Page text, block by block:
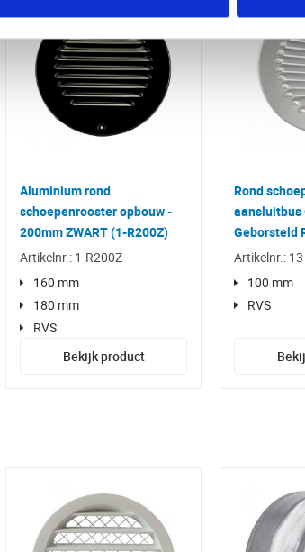
Aluminium rond
schoepenrooster opbouw -
200mm ZWART (1-R200Z)
Artikelnr.: 1-R200Z
160 mm
180 mm
RVS
Bekijk product
Rond
aansluitbus
Geborsteld
Artikelnr.:
100 mm
RVS